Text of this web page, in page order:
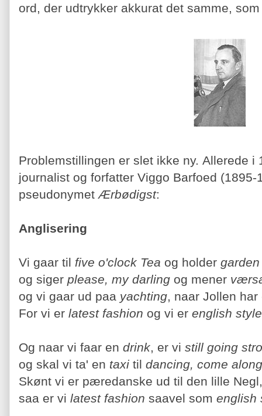
ord, der udtrykker akkurat det samme,
Problemstillingen er slet ikke ny. Allerede i
journalist og forfatter Viggo Barfoed
pseudonymet Ærbødigst:
Anglisering
Vi gaar til five o'clock Tea og holder
og siger please, my darling og mener
og vi gaar ud paa yachting, naar Jollen har
For vi er latest fashion og vi er english style
Og naar vi faar en drink, er vi still going
og skal vi ta' en taxi til dancing, come along
Skønt vi er pæredanske ud til den lille Negl,
saa er vi latest fashion saavel som english